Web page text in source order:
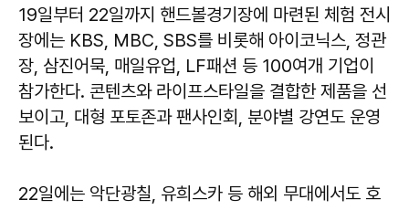
19일부터 22일까지 핸드볼경기장에 마련된 체험 전시
장에는 KBS, MBC, SBS를 비롯해 아이코닉스, 정관
장, 삼진어묵, 매일유업, LF패션 등 100여개 기업이
참가한다. 콘텐츠와 라이프스타일을 결합한 제품을 선
보이고, 대형 포토존과 팬사인회, 분야별 강연도 운영
된다.
22일에는 악단광칠, 유희스카 등 해외 무대에서도 호